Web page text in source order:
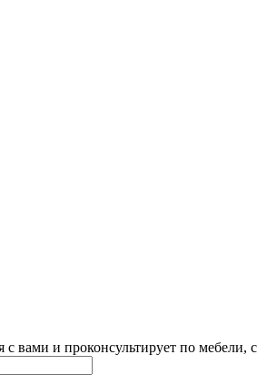
вами и проконсультирует по мебели,